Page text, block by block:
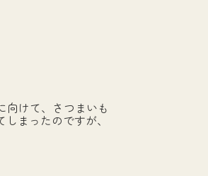
向けて、さつまいも
まったのですが、